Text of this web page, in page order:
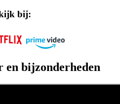
bij:
bijzonderheden